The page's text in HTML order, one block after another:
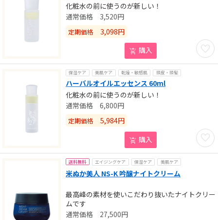
化粧水の前に使うのが新しい！
お気
3,520円
定期価格 3,098円
購入
保湿ケア 美肌ケア 乾燥・敏感肌 頭皮・頭髪
ハーバルオイルエッセンス 60ml
化粧水の前に使うのが新しい！
お気
6,800円
定期価格 5,984円
購入
送料無料 エイジングケア 保湿ケア 美肌ケア
米ぬか美人 NS-K 吟醸ナイトクリーム
最高峰の素材を使いこだわり抜いたナイトクリー
ムです
27,500円